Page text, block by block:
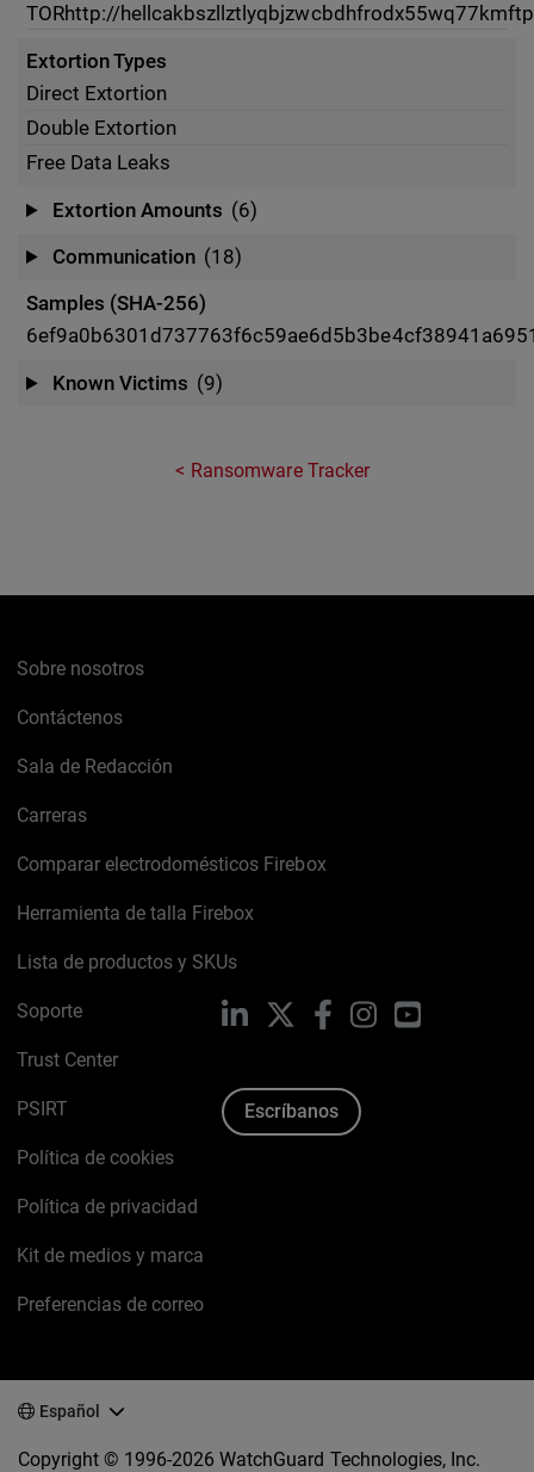
TORhttp://
Extortion Types
Direct Extortion
Double Extortion
Free Data Leaks
Extortion Amounts (6)
Communication (18)
Samples (SHA-256)
Known Victims (9)
Ransomware Tracker
Sobre nosotros
Contáctenos
Sala de Redacción
Carreras
Comparar electrodomésticos Firebox
Herramienta de talla Firebox
Lista de productos y SKUs
Soporte
Trust Center
PSIRT
Política de cookies
Política de privacidad
Kit de medios y marca
Preferencias de correo
LinkedIn FacebookInstagramYouTube
Escríbanos
Español
Copyright © 1996-2026 WatchGuard Technologies, Inc.